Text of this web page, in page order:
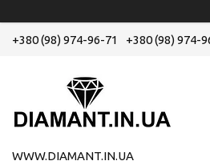
+380 (98) 974-96-71 +380 (98) 974-
WWW.DIAMANT.IN.UA